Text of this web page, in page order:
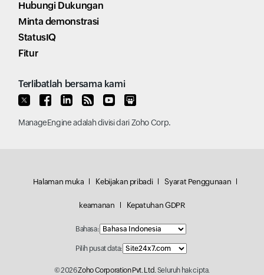
Hubungi Dukungan
Minta demonstrasi
StatusIQ
Fitur
Terlibatlah bersama kami
ManageEngineadalah divisi dariZoho Corp.
Halaman muka Kebijakan pribadi Syarat Penggunaan
keamanan Kepatuhan GDPR
Bahasa:
Pilih pusat data:
© 2026Zoho Corporation Pvt. Ltd. Seluruh hak cipta.